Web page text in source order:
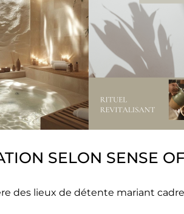
SELON SENSE
des lieux de détente mariant